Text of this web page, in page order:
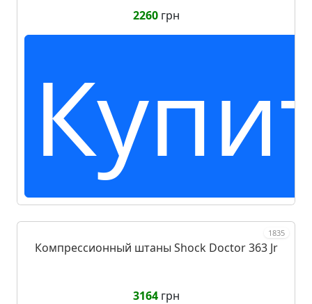
2260грн
1835
Компрессионный штаны Shock Doctor 363 Jr
3164грн